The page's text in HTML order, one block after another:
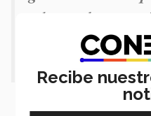
y hagan lo que
amor y pasión.El
aprendizaje
Recibe